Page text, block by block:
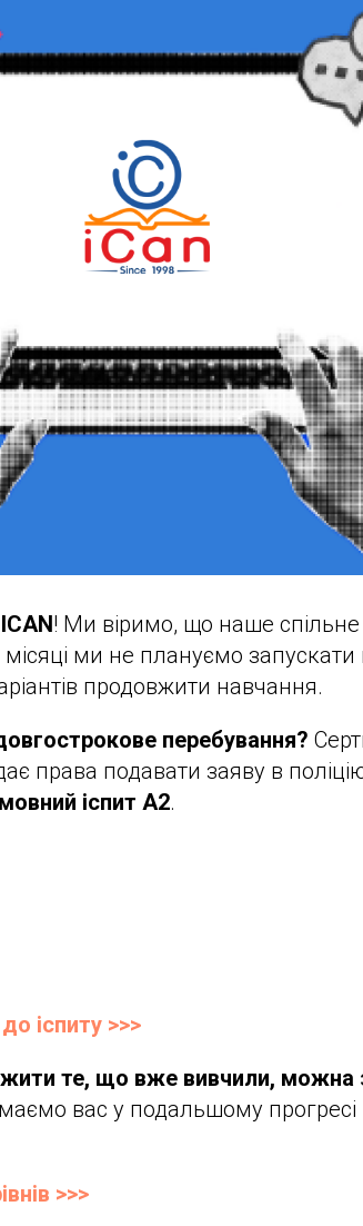
ICAN! Ми віримо, що наше
ми не плануємо запускати
продовжити навчання.
перебування?
права подавати заяву в
мовний іспит A2.
іспиту >>>
те, що вже вивчили, можна
вас у подальшому
>>>